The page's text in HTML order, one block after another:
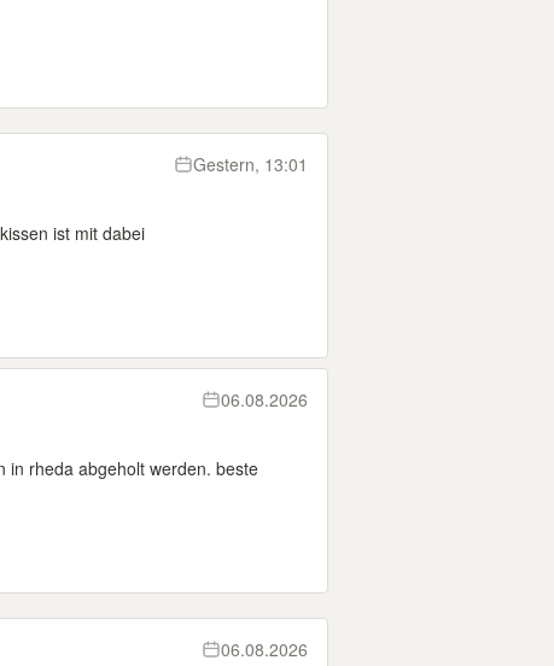
Gestern, 13:01
ist mit dabei
06.08.2026
in rheda abgeholt werden. beste
06.08.2026